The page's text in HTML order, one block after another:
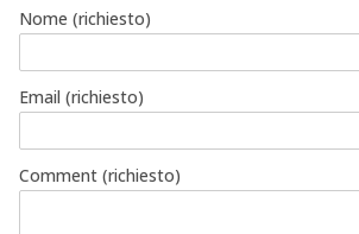
Visita il Sito
Nome (richiesto)
Email (richiesto)
Comment (richiesto)